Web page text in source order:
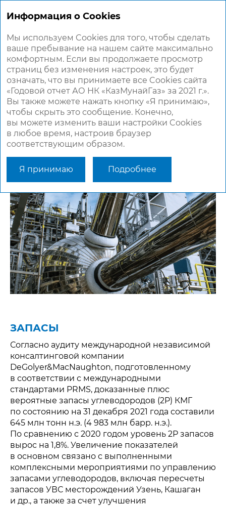
ОБЗОР ОПЕРАЦИОННОЙ
ДЕЯТЕЛЬНОСТИ
КМГ является национальным лидером
нефтегазовой отрасли Казахстана с полной
интеграцией на всех этапах цепочки создания
добавленной стоимости
Кратность доказанных запасов (1P) составляет
16,5 года, что значительно выше среднего
около 11 лет.
ЗАПАСЫ
Согласно аудиту международной независимой
консалтинговой компании
DeGolyer&MacNaughton, подготовленному
в соответствии с международными
стандартами PRMS, доказанные плюс
вероятные запасы углеводородов (2P) КМГ
по состоянию на 31 декабря 2021 года составили
645 млн тонн н.э. (4 983 млн барр. н.э.).
По сравнению с 2020 годом уровень 2Р запасов
вырос на 1,8%. Увеличение показателей
в основном связано с выполненными
комплексными мероприятиями по управлению
запасами углеводородов, включая пересчеты
запасов УВС месторождений Узень, Кашаган
и др., а также за счет улучшения
Информация о Cookies
Мы используем Cookies для того, чтобы сделать
ваше пребывание на нашем сайте максимально
комфортным. Если вы продолжаете просмотр
страниц без изменения настроек, это будет
означать, что вы принимаете все Cookies сайта
«Годовой отчет АО НК «КазМунайГаз» за 2021 г.».
Вы также можете нажать кнопку «Я принимаю»,
чтобы скрыть это сообщение. Конечно,
вы можете изменить ваши настройки Cookies
в любое время, настроив браузер
соответствующим образом.
Я принимаю Подробнее